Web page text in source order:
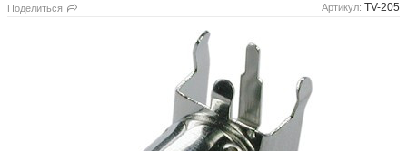
Поделиться Артикул: TV-205